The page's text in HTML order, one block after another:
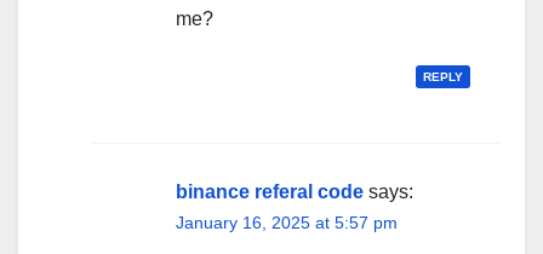
me?
REPLY
binance referal code says:
January 16, 2025 at 5:57 pm